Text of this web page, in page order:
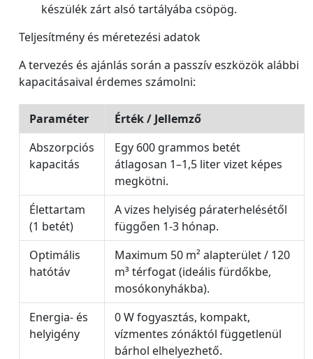
készülék zárt alsó tartályába csöpög.
Teljesítmény és méretezési adatok
A tervezés és ajánlás során a passzív eszközök alábbi
kapacitásaival érdemes számolni:
Paraméter
Érték / Jellemző
Abszorpciós
kapacitás
Egy 600 grammos betét
átlagosan 1–1,5 liter vizet képes
megkötni.
Élettartam
(1 betét)
A vizes helyiség páraterhelésétől
függően 1-3 hónap.
Optimális
hatótáv
Maximum 50 m² alapterület / 120
m³ térfogat (ideális fürdőkbe,
mosókonyhákba).
Energia- és
helyigény
0 W fogyasztás, kompakt,
vízmentes zónáktól függetlenül
bárhol elhelyezhető.